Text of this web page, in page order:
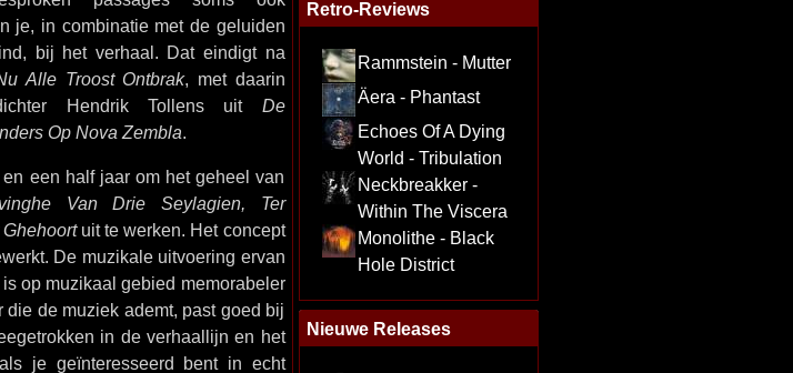
je, in combinatie met de geluiden
bij het verhaal. Dat eindigt na
Alle Troost Ontbrak, met daarin
Hendrik Tollens uit De
Op Nova Zembla.
een half jaar om het geheel van
Van Drie Seylagien, Ter
uit te werken. Het concept
De muzikale uitvoering ervan
op muzikaal gebied memorabeler
die de muziek ademt, past goed bij
in de verhaallijn en het
je geïnteresseerd bent in echt
Retro-Reviews
Rammstein - Mutter
Äera - Phantast
Echoes Of A Dying
World - Tribulation
Neckbreakker -
Within The Viscera
Monolithe - Black
Hole District
Nieuwe Releases